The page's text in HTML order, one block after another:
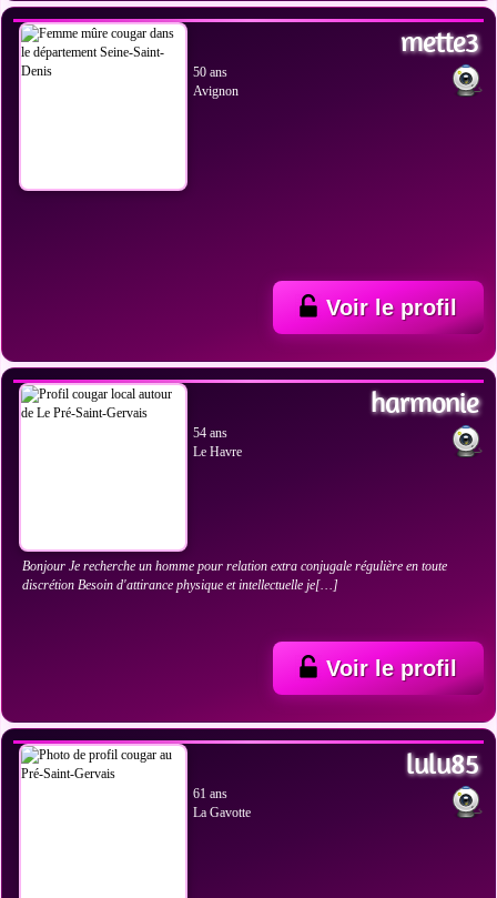
mette3
50 ans
Avignon
Voir le profil
harmonie
54 ans
Le Havre
Bonjour Je recherche un homme pour relation extra conjugale régulière en toute
discrétion Besoin d'attirance physique et intellectuelle je[…]
Voir le profil
lulu85
61 ans
La Gavotte